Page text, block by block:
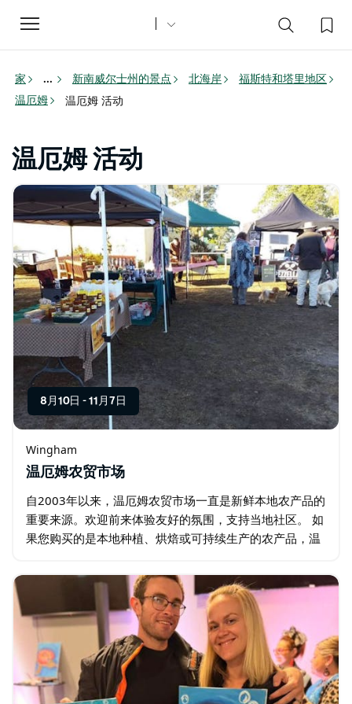
Toggle
navigation
家 ... 新南威尔士州的景点 北海岸
福斯特和塔里地区
温厄姆
温厄姆 活动
温厄姆 活动
8月10日 - 11月7日
Wingham
温厄姆农贸市场
自2003年以来，温厄姆农贸市场一直是新鲜本地农产品的
重要来源。欢迎前来体验友好的氛围，支持当地社区。 如
果您购买的是本地种植、烘焙或可持续生产的农产品，温